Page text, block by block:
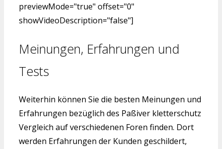
previewMode="true" offset="0"
showVideoDescription="false"]
Meinungen, Erfahrungen und
Tests
Weiterhin können Sie die besten Meinungen und
Erfahrungen bezüglich des Paßiver kletterschutz
Vergleich auf verschiedenen Foren finden. Dort
werden Erfahrungen der Kunden geschildert,